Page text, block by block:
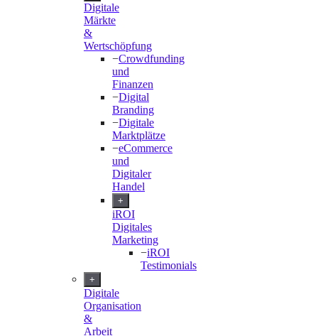
Digitale
Märkte
&
Wertschöpfung
−Crowdfunding
und
Finanzen
−Digital
Branding
−Digitale
Marktplätze
−eCommerce
und
Digitaler
Handel
+
iROI
Digitales
Marketing
−iROI
Testimonials
+
Digitale
Organisation
&
Arbeit